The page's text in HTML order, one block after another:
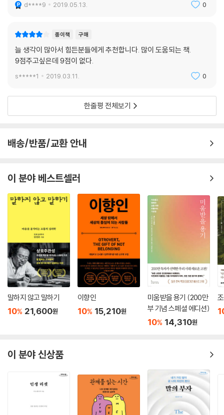
d****9 2019.05.13. 0
종이책 구매
늘 생각이 많아서 힘든분들에게 추천합니다. 많이 도움되는 책.
9점주고싶은데 9점이 없다.
s*****1 2019.03.11. 0
한줄평 전체보기
배송/반품/교환 안내
이 분야 베스트셀러
말하지 않고 말하기
10% 21,600원
이향인
10% 15,210원
미움받을 용기 (200만
부 기념 스페셜 에디션)
10% 14,310원
이 분야 신상품